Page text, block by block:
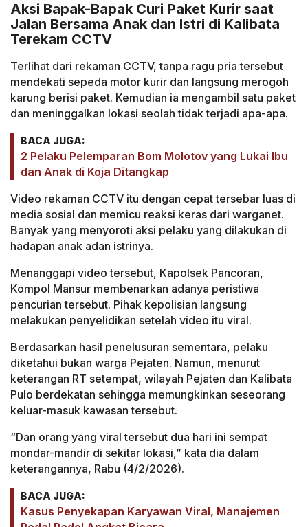
Aksi Bapak-Bapak Curi Paket Kurir saat
Jalan Bersama Anak dan Istri di Kalibata
Terekam CCTV
Terlihat dari rekaman CCTV, tanpa ragu pria tersebut
mendekati sepeda motor kurir dan langsung merogoh
karung berisi paket. Kemudian ia mengambil satu paket
dan meninggalkan lokasi seolah tidak terjadi apa-apa.
BACA JUGA:
2 Pelaku Pelemparan Bom Molotov yang Lukai Ibu
dan Anak di Koja Ditangkap
Video rekaman CCTV itu dengan cepat tersebar luas di
media sosial dan memicu reaksi keras dari warganet.
Banyak yang menyoroti aksi pelaku yang dilakukan di
hadapan anak adan istrinya.
Menanggapi video tersebut, Kapolsek Pancoran,
Kompol Mansur membenarkan adanya peristiwa
pencurian tersebut. Pihak kepolisian langsung
melakukan penyelidikan setelah video itu viral.
Berdasarkan hasil penelusuran sementara, pelaku
diketahui bukan warga Pejaten. Namun, menurut
keterangan RT setempat, wilayah Pejaten dan Kalibata
Pulo berdekatan sehingga memungkinkan seseorang
keluar-masuk kawasan tersebut.
“Dan orang yang viral tersebut dua hari ini sempat
mondar-mandir di sekitar lokasi,” kata dia dalam
keterangannya, Rabu (4/2/2026).
BACA JUGA:
Kasus Penyekapan Karyawan Viral, Manajemen